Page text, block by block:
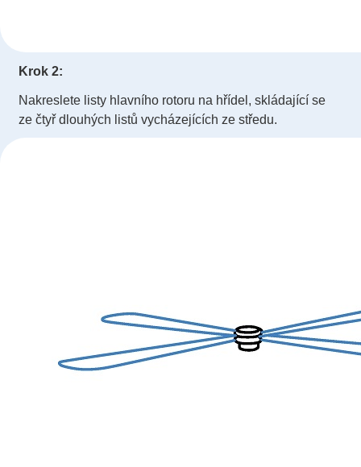
Krok 2:
Nakreslete listy hlavního rotoru na hřídel, skládající se
ze čtyř dlouhých listů vycházejících ze středu.